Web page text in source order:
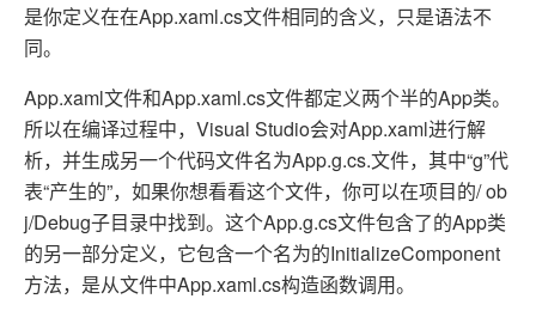
是你定义在在App.xaml.cs文件相同的含义，只是语法不
同。
App.xaml文件和App.xaml.cs文件都定义两个半的App类。
所以在编译过程中，Visual Studio会对App.xaml进行解
析，并生成另一个代码文件名为App.g.cs.文件，其中“g”代
表“产生的”，如果你想看看这个文件，你可以在项目的/ ob
j/Debug子目录中找到。这个App.g.cs文件包含了的App类
的另一部分定义，它包含一个名为的InitializeComponent
方法，是从文件中App.xaml.cs构造函数调用。